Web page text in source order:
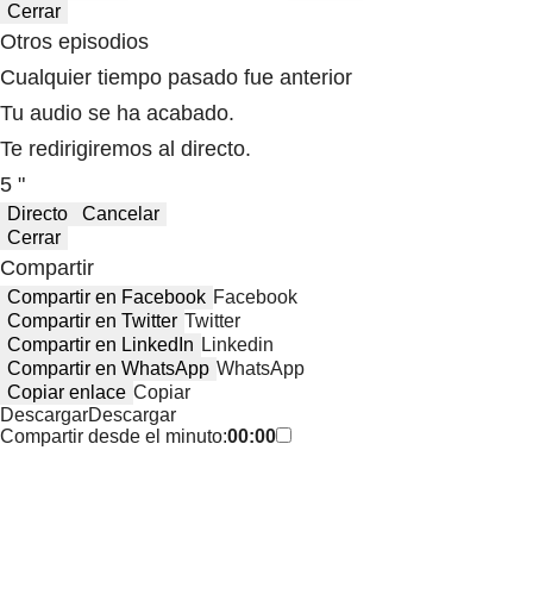
Cerrar
Otros episodios
Cualquier tiempo pasado fue anterior
Tu audio se ha acabado.
Te redirigiremos al directo.
5 "
Directo
Cancelar
Cerrar
Compartir
Compartir en Facebook Facebook
Compartir en Twitter Twitter
Compartir en LinkedIn Linkedin
Compartir en WhatsApp WhatsApp
Copiar enlace Copiar
DescargarDescargar
Compartir desde el minuto:00:00